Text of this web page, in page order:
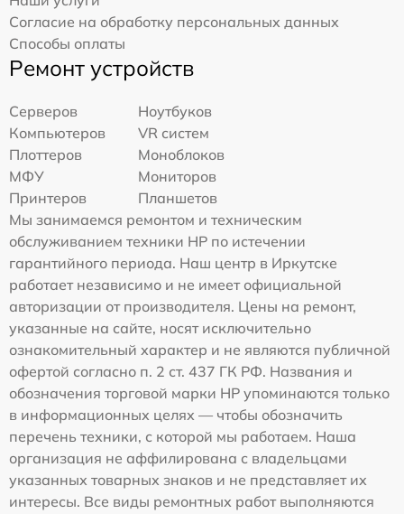
Согласие на обработку персональных данных
Способы оплаты
Ремонт устройств
Серверов
Ноутбуков
Компьютеров
VR систем
Плоттеров
Моноблоков
МФУ
Мониторов
Принтеров
Планшетов
Мы занимаемся ремонтом и техническим
обслуживанием техники HP по истечении
гарантийного периода. Наш центр в Иркутске
работает независимо и не имеет официальной
авторизации от производителя. Цены на ремонт,
указанные на сайте, носят исключительно
ознакомительный характер и не являются публичной
офертой согласно п. 2 ст. 437 ГК РФ. Названия и
обозначения торговой марки HP упоминаются только
в информационных целях — чтобы обозначить
перечень техники, с которой мы работаем. Наша
организация не аффилирована с владельцами
указанных товарных знаков и не представляет их
интересы. Все виды ремонтных работ выполняются